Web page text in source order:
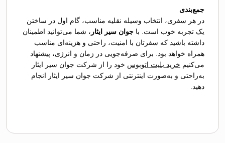
جمع‌بندی
در هر سفری، انتخاب وسیله نقلیه مناسب، گام اول در ساختن
یک تجربه خوب است. با جوان سیر ایثار ، شما می‌توانید اطمینان
داشته باشید که سفرتان با امنیت، راحتی و هزینه‌ای مناسب
همراه خواهد بود. برای صرفه‌جویی در زمان و انرژی، پیشنهاد
می‌کنیم خرید بلیت اتوبوس خود را از شرکت جوان سیر ایثار
به‌راحتی و به‌صورت اینترنتی از شرکت جوان سیر ایثار انجام
دهید.